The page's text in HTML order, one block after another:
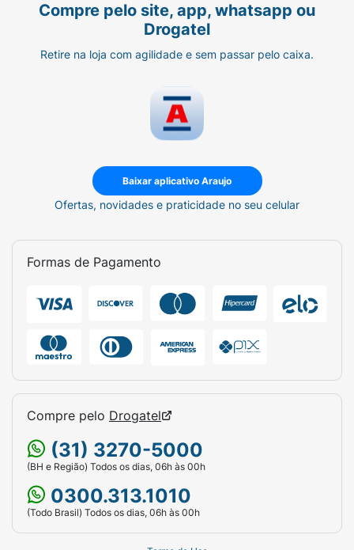
Compre pelo site, app, whatsapp ou
Drogatel
Retire na loja com agilidade e sem passar pelo caixa.
Baixar aplicativo Araujo
Ofertas, novidades e praticidade no seu celular
Formas de Pagamento
Compre pelo Drogatel
(31) 3270-5000
(BH e Região) Todos os dias, 06h às 00h
0300.313.1010
(Todo Brasil) Todos os dias, 06h às 00h